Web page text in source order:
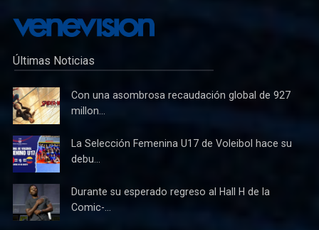
Últimas Noticias
Con una asombrosa recaudación global de 927
millon...
La Selección Femenina U17 de Voleibol hace su
debu...
Durante su esperado regreso al Hall H de la
Comic-...